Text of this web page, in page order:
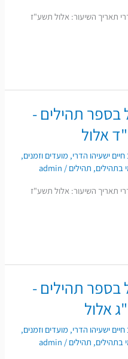
תאריך השיעור: אלול תשע"ז
בספר תהילים -
אלול
ישעיהו הדרי, מועדים וזמנים,
בתהילים, תהילים /
admin
תאריך השיעור: אלול תשע"ז
בספר תהילים -
אלול
ישעיהו הדרי, מועדים וזמנים,
בתהילים, תהילים /
admin